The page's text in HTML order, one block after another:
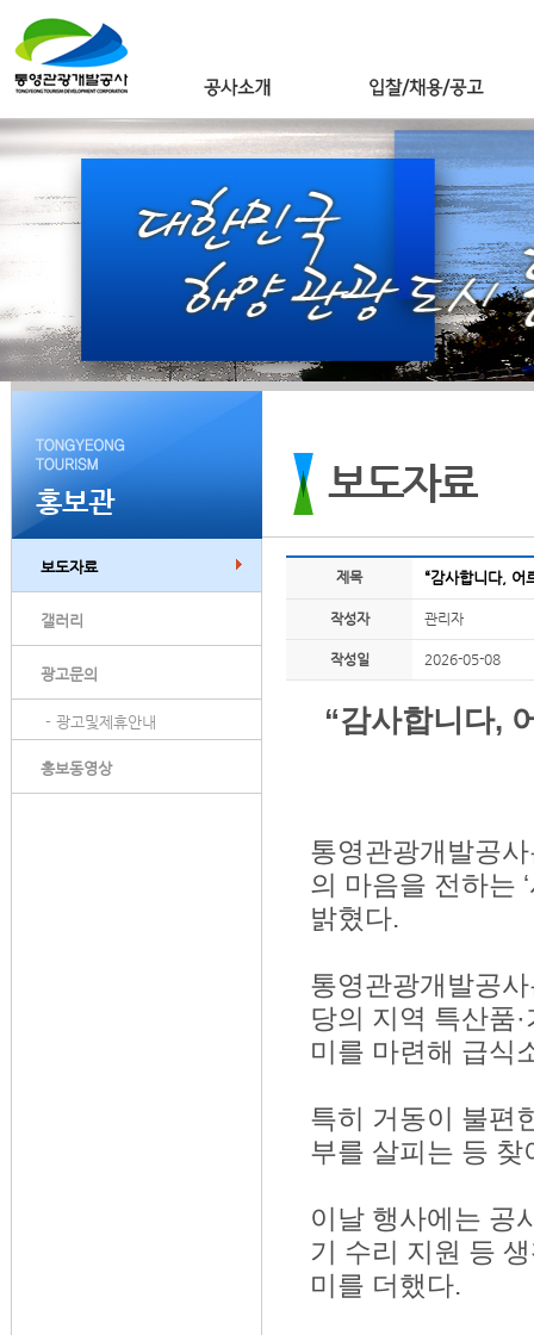
보도자료
갤러리
광고문의
- 광고및제휴안내
홍보동영상
제목 “감사합니다, 어
작성자 관리자
작성일 2026-05-08
“감사합니다,
통영관광개발공
의 마음을 전하는
밝혔다.
통영관광개발공
당의 지역 특산품
미를 마련해 급식
특히 거동이 불편
부를 살피는 등
이날 행사에는 공
기 수리 지원 등
미를 더했다.